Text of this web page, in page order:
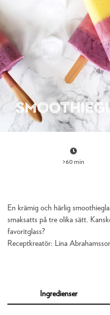
>60 min
En krämig och härlig
smaksatts på tre olika sätt.
favoritglass?
Receptkreatör: Lina
Ingredienser